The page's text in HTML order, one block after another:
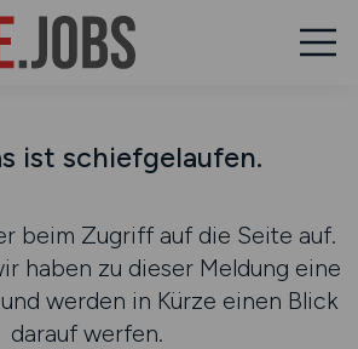
ist schiefgelaufen.
beim Zugriff auf die Seite auf.
haben zu dieser Meldung eine
werden in Kürze einen Blick
darauf werfen.